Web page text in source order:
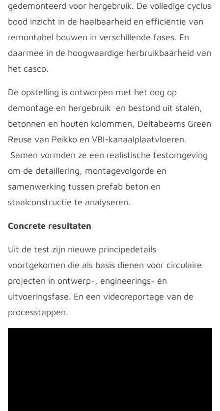
gedemonteerd voor hergebruik. De volledige cyclus
bood inzicht in de haalbaarheid en efficiëntie van
remontabel bouwen in verschillende fases. En
daarmee in de hoogwaardige herbruikbaarheid van
het casco.
De opstelling is ontworpen met het oog op
demontage en hergebruik en bestond uit stalen,
betonnen en houten kolommen, Deltabeams Green
Reuse van Peikko en VBI-kanaalplaatvloeren.
Samen vormden ze een realistische testomgeving
om de detaillering, montagevolgorde en
samenwerking tussen prefab beton en
staalconstructie te analyseren.
Concrete resultaten
Uit de test zijn nieuwe principedetails
voortgekomen die als basis dienen voor circulaire
projecten in ontwerp-, engineerings- én
uitvoeringsfase. En een videoreportage van de
processtappen.